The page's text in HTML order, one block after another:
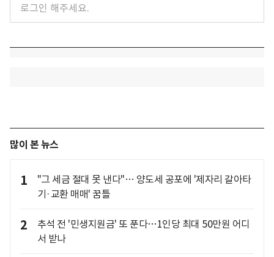
많이 본 뉴스
1
"그 세금 절대 못 낸다"… 양도세 공포에 '제자리 갈아타
기·교환 매매' 꿈틀
2
추석 전 '민생지원금' 또 푼다…1인당 최대 50만원 어디
서 받나